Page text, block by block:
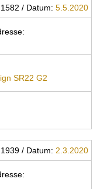
/ Datum: 5.5.2020
SR22 G2
/ Datum: 2.3.2020